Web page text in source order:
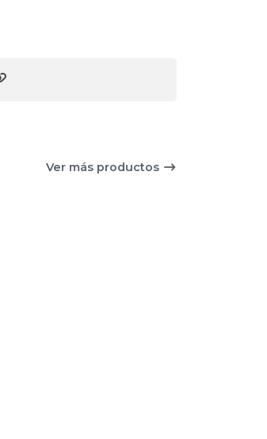
Ver más productos